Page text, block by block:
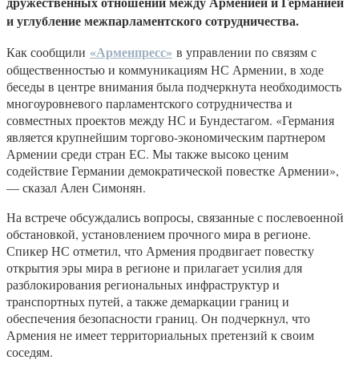
и углубление межпарламентского сотрудничества.
Как сообщили «Арменпресс» в управлении по связям с
общественностью и коммуникациям НС Армении, в ходе
беседы в центре внимания была подчеркнута необходимость
многоуровневого парламентского сотрудничества и
совместных проектов между НС и Бундестагом. «Германия
является крупнейшим торгово-экономическим партнером
Армении среди стран ЕС. Мы также высоко ценим
содействие Германии демократической повестке Армении»,
— сказал Ален Симонян.
На встрече обсуждались вопросы, связанные с послевоенной
обстановкой, установлением прочного мира в регионе.
Спикер НС отметил, что Армения продвигает повестку
открытия эры мира в регионе и прилагает усилия для
разблокирования региональных инфраструктур и
транспортных путей, а также демаркации границ и
обеспечения безопасности границ. Он подчеркнул, что
Армения не имеет территориальных претензий к своим
соседям.